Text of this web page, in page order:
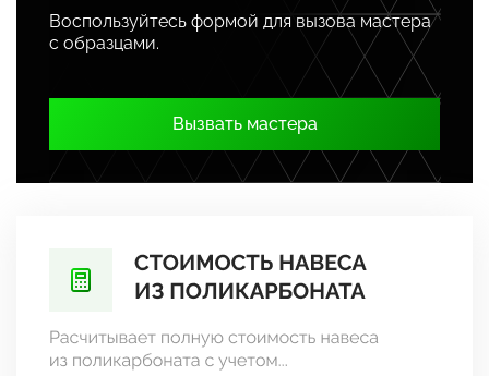
Воспользуйтесь формой для вызова мастера
с образцами.
Вызвать мастера